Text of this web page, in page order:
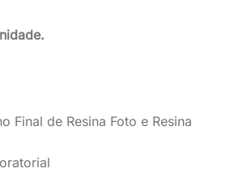
Final de Resina Foto e Resina